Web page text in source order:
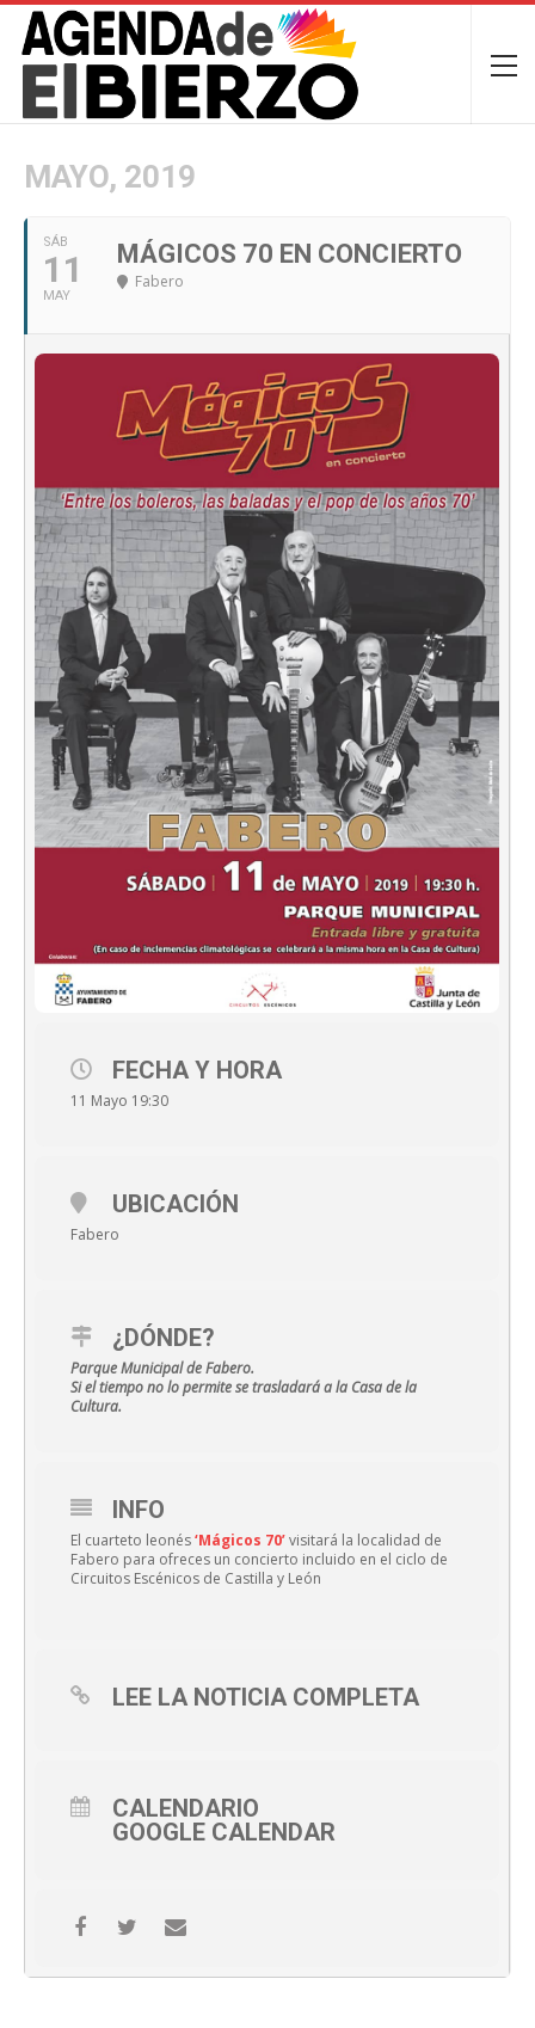
MAYO, 2019
SÁB
11
MAY
MÁGICOS 70 EN CONCIERTO
Fabero
FECHA Y HORA
11 Mayo 19:30
UBICACIÓN
Fabero
¿DÓNDE?
Parque Municipal de Fabero.
Si el tiempo no lo permite se trasladará a la Casa de la
Cultura.
INFO
El cuarteto leonés‘Mágicos 70’visitará la localidad de
Fabero para ofreces un concierto incluido en el ciclo de
Circuitos Escénicos de Castilla y León
LEE LA NOTICIA COMPLETA
CALENDARIO
GOOGLE CALENDAR